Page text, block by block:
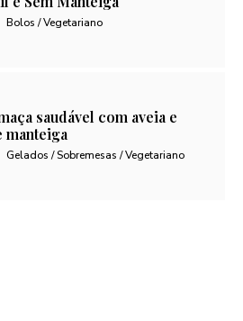
Bolos / Vegetariano
saudável com aveia e
manteiga
Gelados / Sobremesas / Vegetariano